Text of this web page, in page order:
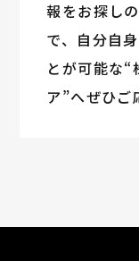
報をお探し
で、自分自
とが可能な
ア”へぜひご